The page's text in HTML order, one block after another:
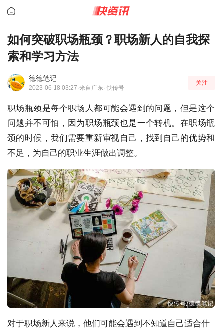
如何突破职场瓶颈？职场新人的自我探
索和学习方法
德德笔记
2023-06-18 03:27·来自广东· 快传号
关注
职场瓶颈是每个职场人都可能会遇到的问题，但是这个
问题并不可怕，因为职场瓶颈也是一个转机。在职场瓶
颈的时候，我们需要重新审视自己，找到自己的优势和
不足，为自己的职业生涯做出调整。
对于职场新人来说，他们可能会遇到不知道自己适合什